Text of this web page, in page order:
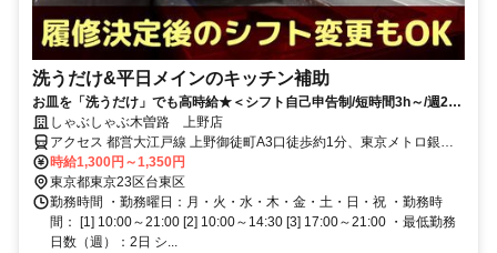
洗うだけ&平日メインのキッチン補助
お皿を「洗うだけ」でも高時給★＜シフト自己申告制/短時間3h～/週2日
～＞しゃぶしゃぶ木曽路 上野店
アクセス 都営大江戸線 上野御徒町A3口徒歩約1分、東京メトロ銀座
線 上野広小路A3口徒歩約1分、ＪＲ京浜東北線 御徒町北口徒歩約4分
上野広小路駅～徒歩1分
時給1,300円～1,350円
東京都東京23区台東区
勤務時間 ・勤務曜日：月・火・水・木・金・土・日・祝 ・勤務時
間： [1] 10:00～21:00 [2] 10:00～14:30 [3] 17:00～21:00 ・最低勤務
日数（週）：2日 シ...